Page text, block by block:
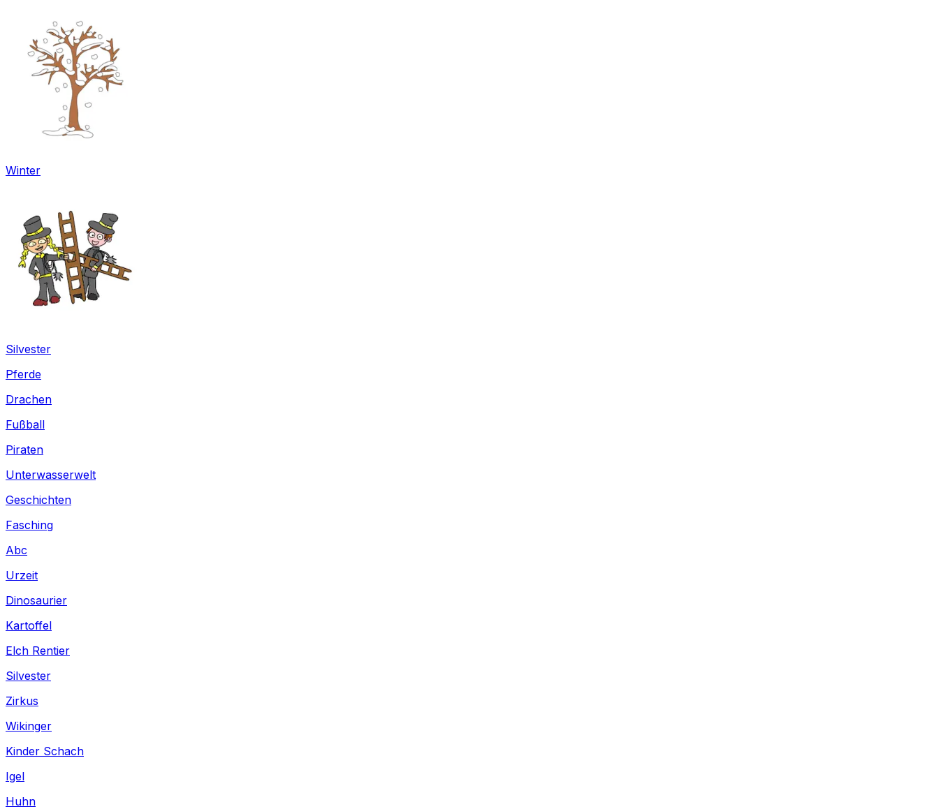
Winter
Silvester
Pferde
Drachen
Fußball
Piraten
Unterwasserwelt
Geschichten
Fasching
Abc
Urzeit
Dinosaurier
Kartoffel
Elch Rentier
Silvester
Zirkus
Wikinger
Kinder Schach
Igel
Huhn